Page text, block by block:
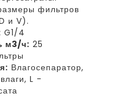
фильтров
и V).
G1/4
м3/ч: 25
Влагосепаратор,
L -